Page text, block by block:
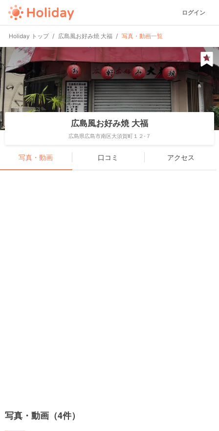
ログイン
Holiday トップ 広島風お好み焼 大福 写真・動画一覧
広島風お好み焼 大福
広島県広島市南区大須賀町１２-７
写真・動画 口コミ アクセス
写真・動画（4件）